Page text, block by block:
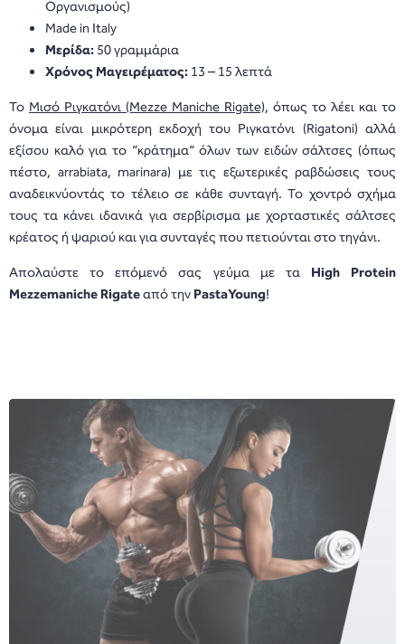
Οργανισμούς)
Made in Italy
Μερίδα: 50 γραμμάρια
Χρόνος Μαγειρέματος: 13 – 15 λεπτά
Το Μισό Ριγκατόνι (Mezze Maniche Rigate), όπως το λέει και το
όνομα είναι μικρότερη εκδοχή του Ριγκατόνι (Rigatoni) αλλά
εξίσου καλό για το “κράτημα” όλων των ειδών σάλτσες (όπως
πέστο, arrabiata, marinara) με τις εξωτερικές ραβδώσεις τους
αναδεικνύοντάς το τέλειο σε κάθε συνταγή. Το χοντρό σχήμα
τους τα κάνει ιδανικά για σερβίρισμα με χορταστικές σάλτσες
κρέατος ή ψαριού και για συνταγές που πετιούνται στο τηγάνι.
Απολαύστε το επόμενό σας γεύμα με τα High Protein
Mezzemaniche Rigateαπό τηνPastaYoung!